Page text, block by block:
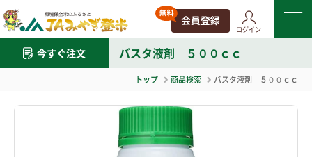
ログイン
今すぐ注文 バスタ液剤 ５００ｃｃ
トップ 商品検索 バスタ液剤 ５００ｃｃ